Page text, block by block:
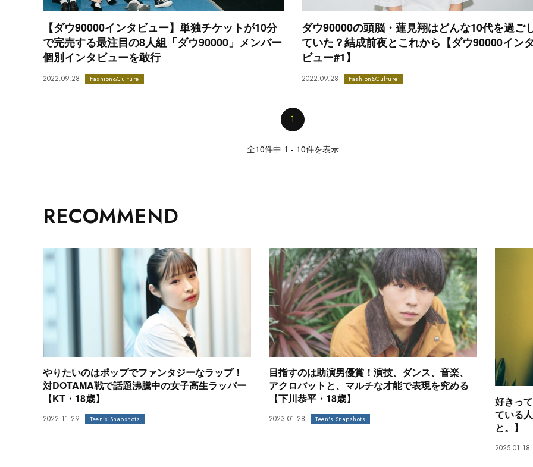
【ダウ90000インタビュー】単独チケットが10分
で完売する最注目の8人組「ダウ90000」メンバー
個別インタビューを敢行
2022.09.28 Fashion&Culture
ダウ90000の頭脳・蓮見翔はどんな10代を過ご
ていた？結成前夜とこれから【ダウ90000イン
ビュー#1】
2022.09.28 Fashion&Culture
1
全10件中 1 - 10件を表示
RECOMMEND
やりたいのはポップでファンタジーなラップ！
対DOTAMA戦で話題沸騰中の女子高生ラッパー
【KT・18歳】
2022.11.29 Teen's Snapshots
目指すのは助演男優賞！演技、ダンス、音楽、
アクロバットと、マルチな才能で表現を究める
【下川恭平・18歳】
2023.01.28 Teen's Snapshots
好きっ
ている
と。】
2025.01.18